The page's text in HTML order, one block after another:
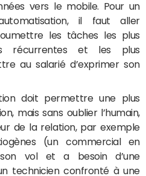
vers le mobile. Pour un
il faut aller
les tâches les plus
récurrentes et les plus
au salarié d’exprimer son
doit permettre une plus
mais sans oublier l’humain,
de la relation, par exemple
(un commercial en
vol et a besoin d’une
technicien confronté à une